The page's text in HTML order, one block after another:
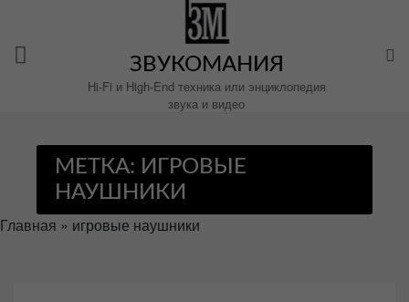
содержимому
ЗВУКОМАНИЯ
Hi-Fi и High-End техника или энциклопедия
звука и видео
МЕТКА: ИГРОВЫЕ
НАУШНИКИ
Главная » игровые наушники